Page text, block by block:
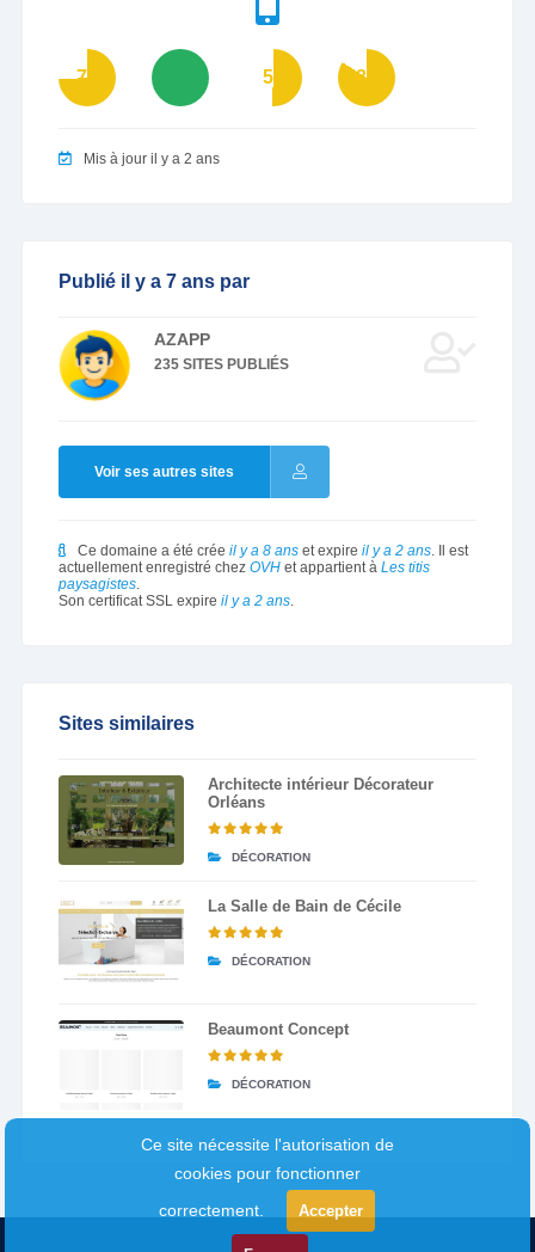
74 51 84
Mis à jour il y a 2 ans
Publié il y a 7 ans par
AZAPP
235 SITES PUBLIÉS
Voir ses autres sites
Ce domaine a été crée il y a 8 anset expire il y a 2 ans. Il est
actuellement enregistré chez OVHet appartient à Les titis
paysagistes.
Son certificat SSL expire il y a 2 ans.
Sites similaires
Architecte intérieur Décorateur
Orléans
DÉCORATION
La Salle de Bain de Cécile
DÉCORATION
Beaumont Concept
DÉCORATION
Ce site nécessite l'autorisation de
cookies pour fonctionner
correctement.
Accepter